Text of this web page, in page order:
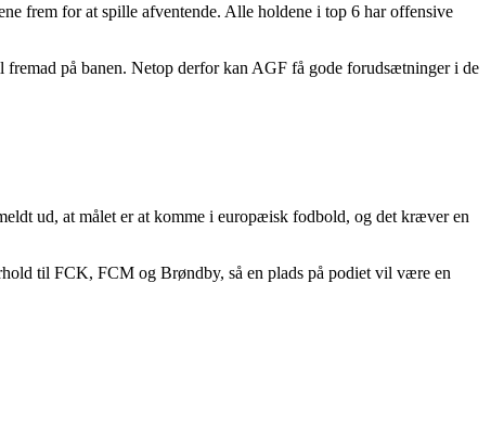
frem for at spille afventende. Alle holdene i top 6 har offensive
på banen. Netop derfor kan AGF få gode forudsætninger i de
ud, at målet er at komme i europæisk fodbold, og det kræver en
til FCK, FCM og Brøndby, så en plads på podiet vil være en